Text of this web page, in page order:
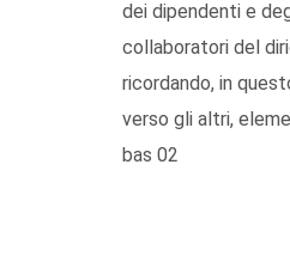
dei dipendenti e
collaboratori del
ricordando, in
verso gli altri,
bas 02